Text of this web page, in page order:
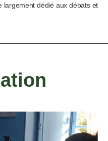
largement dédié aux débats et